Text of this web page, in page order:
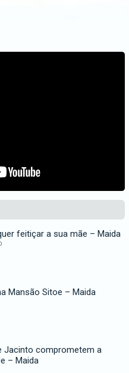
feitiçar a sua mãe – Maida
Mansão Sitoe – Maida
Jacinto comprometem a
– Maida